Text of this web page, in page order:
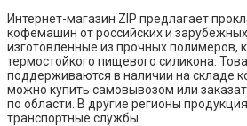
Интернет-магазин ZIP предлагает
кофемашин от российских и
изготовленные из прочных полимеров,
термостойкого пищевого силикона.
поддерживаются в наличии на складе
можно купить самовывозом или
по области. В другие регионы
транспортные службы.